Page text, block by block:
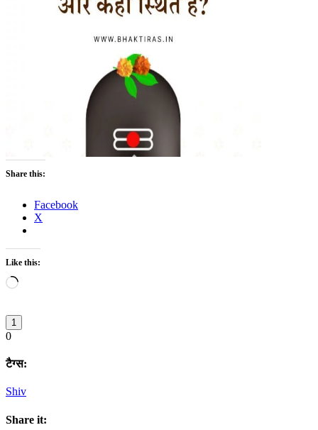
Share this:
Facebook
X
Like this:
Loading…
1
0
टैग्स:
Shiv
Share it: